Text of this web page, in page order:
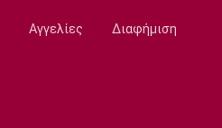
Αγγελίες Διαφήμιση